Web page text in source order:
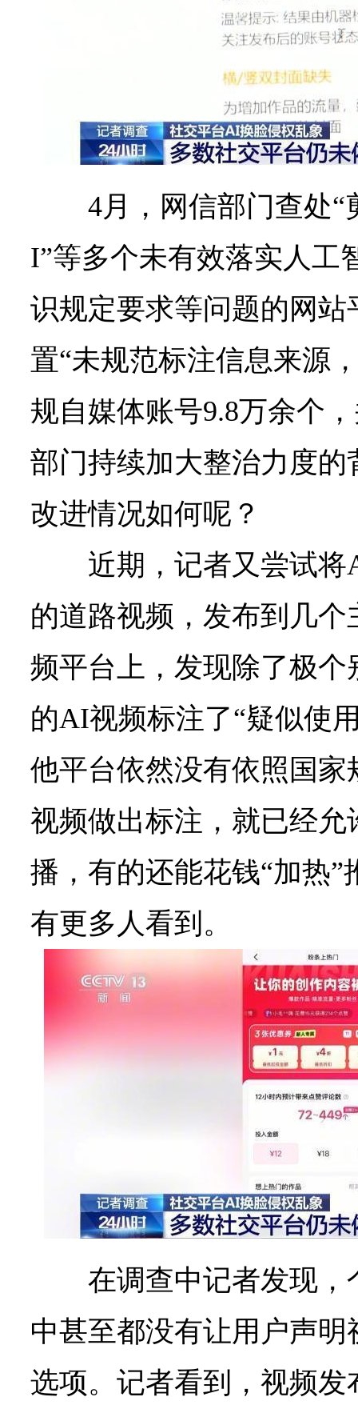
4月，网信部门查处“
I”等多个未有效落实人工
识规定要求等问题的网站
置“未规范标注信息来源
规自媒体账号9.8万余个
部门持续加大整治力度
改进情况如何呢？
近期，记者又尝试
的道路视频，发布到几
频平台上，发现除了极
的AI视频标注了“疑似使
他平台依然没有依照国
视频做出标注，就已经
播，有的还能花钱“加热
有更多人看到。
在调查中记者发现
中甚至都没有让用户声
选项。记者看到，视频